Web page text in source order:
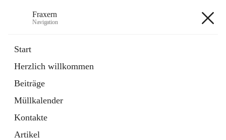
Fraxern
Navigation
Start
Herzlich willkommen
Beiträge
Müllkalender
Kontakte
Artikel
Ordner
in
Tab
Formulare
Artikel
öffnet
in
neuem
Tab